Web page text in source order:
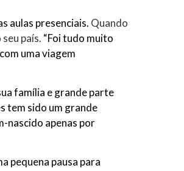
aulas presenciais. Quando
país. “Foi tudo muito
uma viagem
família e grande parte
tem sido um grande
nascido apenas por
pequena pausa para